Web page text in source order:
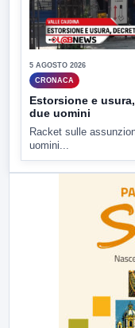
5 AGOSTO 2026
CRONACA
Estorsione e
due uomini
Racket sulle
uomini...